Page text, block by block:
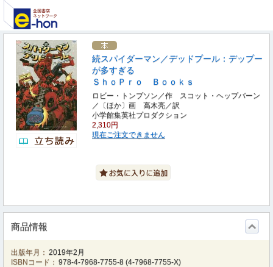
続スパイダーマン／デッドプール：デップー
が多すぎる
ＳｈｏＰｒｏ Ｂｏｏｋｓ
ロビー・トンプソン／作 スコット・ヘップバーン
／〔ほか〕画 高木亮／訳
小学館集英社プロダクション
2,310円
現在ご注文できません
商品情報
出版年月： 2019年2月
ISBNコード： 978-4-7968-7755-8 (4-7968-7755-X)